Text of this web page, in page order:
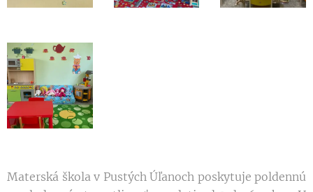
Materská škola v Pustých Úľanoch poskytuje poldennú